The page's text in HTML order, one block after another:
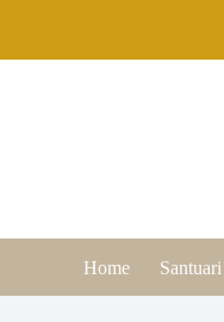
Home